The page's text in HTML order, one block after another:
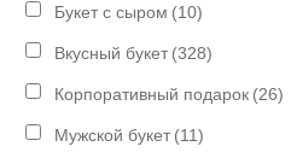
Букет с сыром (10)
Вкусный букет (328)
Корпоративный подарок (26)
Мужской букет (11)